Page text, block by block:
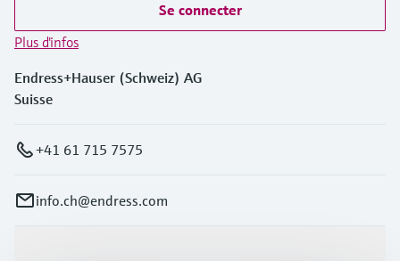
Se connecter
Plus d'infos
Endress+Hauser (Schweiz) AG
Suisse
+41 61 715 7575
info.ch@endress.com